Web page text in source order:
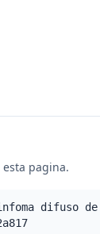
pagina.
difuso